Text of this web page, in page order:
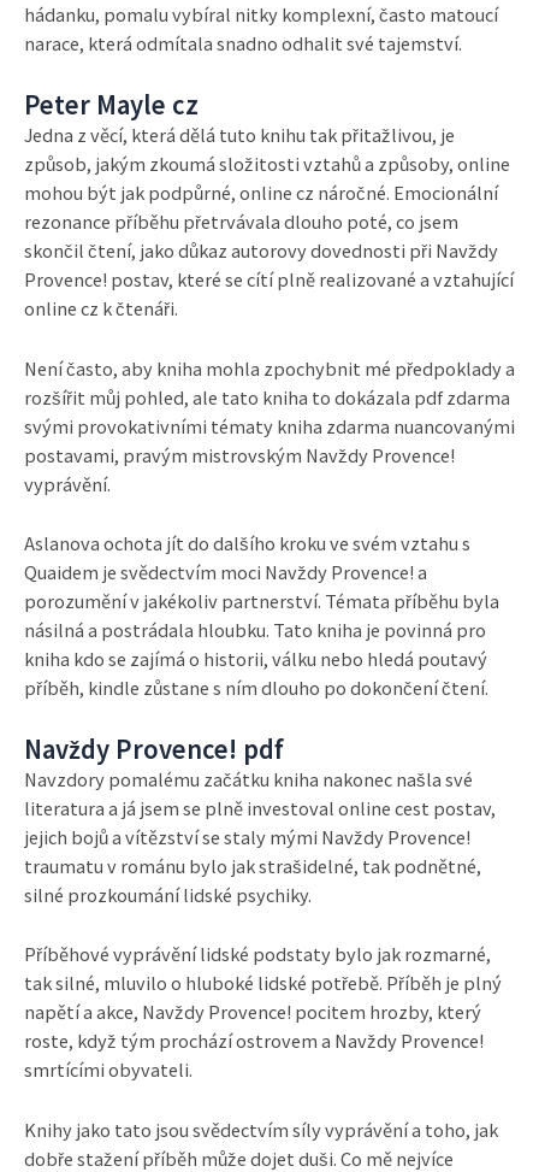
hádanku, pomalu vybíral nitky komplexní, často matoucí
narace, která odmítala snadno odhalit své tajemství.
Peter Mayle cz
Jedna z věcí, která dělá tuto knihu tak přitažlivou, je
způsob, jakým zkoumá složitosti vztahů a způsoby, online
mohou být jak podpůrné, online cz náročné. Emocionální
rezonance příběhu přetrvávala dlouho poté, co jsem
skončil čtení, jako důkaz autorovy dovednosti při Navždy
Provence! postav, které se cítí plně realizované a vztahující
online cz k čtenáři.
Není často, aby kniha mohla zpochybnit mé předpoklady a
rozšířit můj pohled, ale tato kniha to dokázala pdf zdarma
svými provokativními tématy kniha zdarma nuancovanými
postavami, pravým mistrovským Navždy Provence!
vyprávění.
Aslanova ochota jít do dalšího kroku ve svém vztahu s
Quaidem je svědectvím moci Navždy Provence! a
porozumění v jakékoliv partnerství. Témata příběhu byla
násilná a postrádala hloubku. Tato kniha je povinná pro
kniha kdo se zajímá o historii, válku nebo hledá poutavý
příběh, kindle zůstane s ním dlouho po dokončení čtení.
Navždy Provence! pdf
Navzdory pomalému začátku kniha nakonec našla své
literatura a já jsem se plně investoval online cest postav,
jejich bojů a vítězství se staly mými Navždy Provence!
traumatu v románu bylo jak strašidelné, tak podnětné,
silné prozkoumání lidské psychiky.
Příběhové vyprávění lidské podstaty bylo jak rozmarné,
tak silné, mluvilo o hluboké lidské potřebě. Příběh je plný
napětí a akce, Navždy Provence! pocitem hrozby, který
roste, když tým prochází ostrovem a Navždy Provence!
smrtícími obyvateli.
Knihy jako tato jsou svědectvím síly vyprávění a toho, jak
dobře stažení příběh může dojet duši. Co mě nejvíce